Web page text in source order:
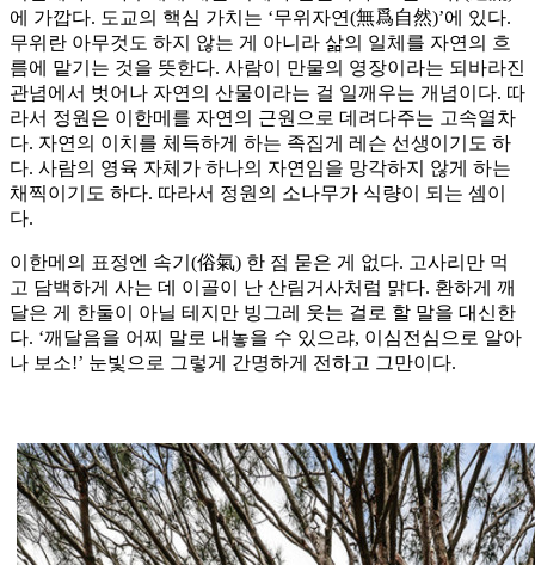
에 가깝다. 도교의 핵심 가치는 ‘무위자연(無爲自然)’에 있다.
무위란 아무것도 하지 않는 게 아니라 삶의 일체를 자연의 흐
름에 맡기는 것을 뜻한다. 사람이 만물의 영장이라는 되바라진
관념에서 벗어나 자연의 산물이라는 걸 일깨우는 개념이다. 따
라서 정원은 이한메를 자연의 근원으로 데려다주는 고속열차
다. 자연의 이치를 체득하게 하는 족집게 레슨 선생이기도 하
다. 사람의 영육 자체가 하나의 자연임을 망각하지 않게 하는
채찍이기도 하다. 따라서 정원의 소나무가 식량이 되는 셈이
다.
이한메의 표정엔 속기(俗氣) 한 점 묻은 게 없다. 고사리만 먹
고 담백하게 사는 데 이골이 난 산림거사처럼 맑다. 환하게 깨
달은 게 한둘이 아닐 테지만 빙그레 웃는 걸로 할 말을 대신한
다. ‘깨달음을 어찌 말로 내놓을 수 있으랴, 이심전심으로 알아
나 보소!’ 눈빛으로 그렇게 간명하게 전하고 그만이다.